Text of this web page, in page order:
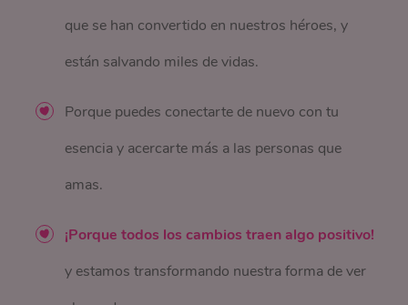
que se han convertido en nuestros héroes, y
están salvando miles de vidas.
Porque puedes conectarte de nuevo con tu
esencia y acercarte más a las personas que
amas.
¡Porque todos los cambios traen algo positivo!
y estamos transformando nuestra forma de ver